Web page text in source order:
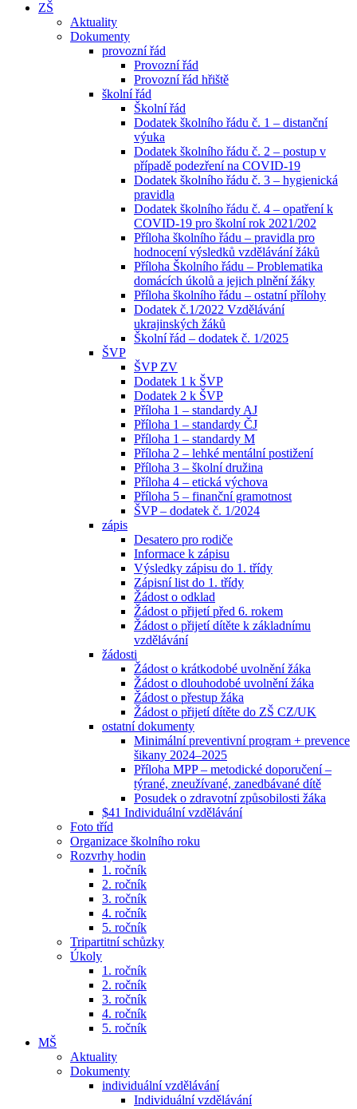
ZŠ
Aktuality
Dokumenty
provozní řád
Provozní řád
Provozní řád hřiště
školní řád
Školní řád
Dodatek školního řádu č. 1 – distanční
výuka
Dodatek školního řádu č. 2 – postup v
případě podezření na COVID-19
Dodatek školního řádu č. 3 – hygienická
pravidla
Dodatek školního řádu č. 4 – opatření k
COVID-19 pro školní rok 2021/202
Příloha školního řádu – pravidla pro
hodnocení výsledků vzdělávání žáků
Příloha Školního řádu – Problematika
domácích úkolů a jejich plnění žáky
Příloha školního řádu – ostatní přílohy
Dodatek č.1/2022 Vzdělávání
ukrajinských žáků
Školní řád – dodatek č. 1/2025
ŠVP
ŠVP ZV
Dodatek 1 k ŠVP
Dodatek 2 k ŠVP
Příloha 1 – standardy AJ
Příloha 1 – standardy ČJ
Příloha 1 – standardy M
Příloha 2 – lehké mentální postižení
Příloha 3 – školní družina
Příloha 4 – etická výchova
Příloha 5 – finanční gramotnost
ŠVP – dodatek č. 1/2024
zápis
Desatero pro rodiče
Informace k zápisu
Výsledky zápisu do 1. třídy
Zápisní list do 1. třídy
Žádost o odklad
Žádost o přijetí před 6. rokem
Žádost o přijetí dítěte k základnímu
vzdělávání
žádosti
Žádost o krátkodobé uvolnění žáka
Žádost o dlouhodobé uvolnění žáka
Žádost o přestup žáka
Žádost o přijetí dítěte do ZŠ CZ/UK
ostatní dokumenty
Minimální preventivní program + prevence
šikany 2024–2025
Příloha MPP – metodické doporučení –
týrané, zneužívané, zanedbávané dítě
Posudek o zdravotní způsobilosti žáka
$41 Individuální vzdělávání
Foto tříd
Organizace školního roku
Rozvrhy hodin
1. ročník
2. ročník
3. ročník
4. ročník
5. ročník
Tripartitní schůzky
Úkoly
1. ročník
2. ročník
3. ročník
4. ročník
5. ročník
MŠ
Aktuality
Dokumenty
individuální vzdělávání
Individuální vzdělávání